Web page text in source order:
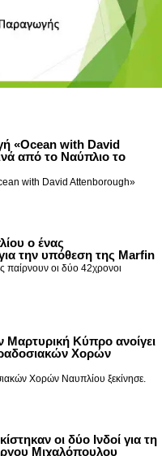
«Ocean with David
από το Ναύπλιο το
with David Attenborough»
ο ένας
την υπόθεση της Marfin
παίρνουν οι δύο 42χρονοι
Κύπρο ανοίγει
Χορών
Χορών Ναυπλίου ξεκίνησε.
οι δύο Ινδοί για τη
Μιχαλόπουλου